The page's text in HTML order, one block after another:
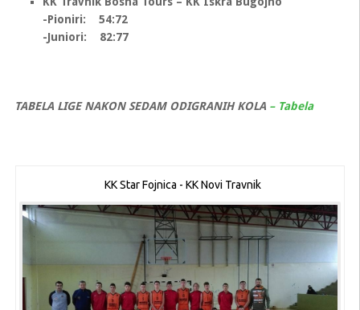
-Pioniri: 54:72
-Juniori: 82:77
TABELA LIGE NAKON SEDAM ODIGRANIH KOLA – Tabela
KK Star Fojnica - KK Novi Travnik